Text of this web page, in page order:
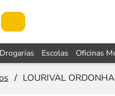
Escolas Oficinas
/ LOURIVAL